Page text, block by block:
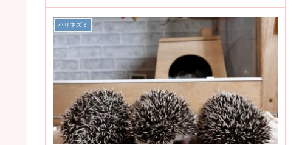
ハリネズミ